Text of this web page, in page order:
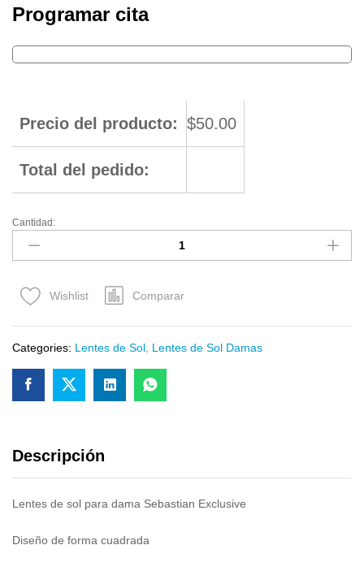
Programar cita
Precio del producto: $50.00
Total del pedido:
Cantidad:
Wishlist Comparar
Categories: Lentes de Sol Lentes de Sol Damas
Descripción
Lentes de sol para dama Sebastian Exclusive
Diseño de forma cuadrada